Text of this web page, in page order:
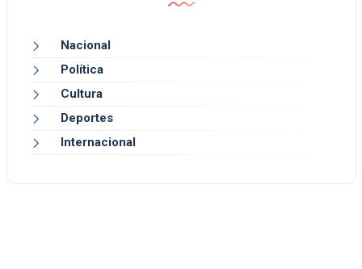
Nacional
Política
Cultura
Deportes
Internacional